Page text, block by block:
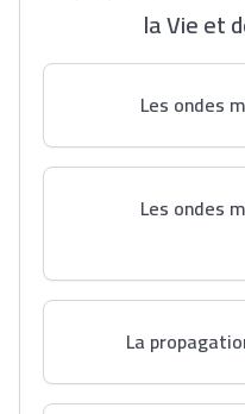
la Vie et
Les ondes
Les ondes
La